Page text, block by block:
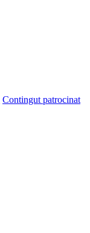
Contingut patrocinat